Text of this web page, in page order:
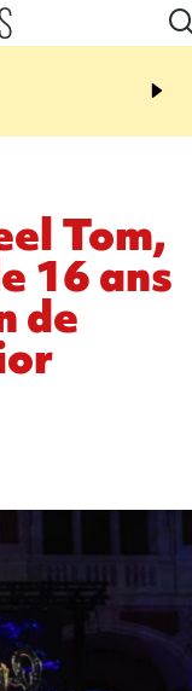
21:08
et Turquie scellent un
Tom,
16 ans
de